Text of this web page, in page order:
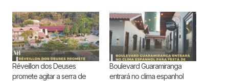
Réveillon dos Deuses
promete agitar a serra de
Boulevard Guaramiranga
entrará no clima espanhol